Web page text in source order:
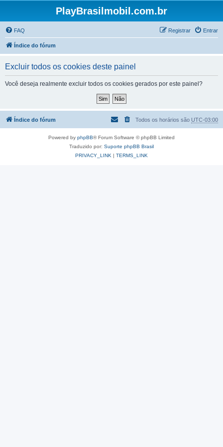
PlayBrasilmobil.com.br
FAQ Entrar
Registrar
Índice do fórum
Excluir todos os cookies deste painel
Você deseja realmente excluir todos os cookies gerados por este painel?
Índice do fórum Todos os horários são UTC-03:00
Powered by phpBB® Forum Software © phpBB Limited
Traduzido por: Suporte phpBB Brasil
PRIVACY_LINK | TERMS_LINK